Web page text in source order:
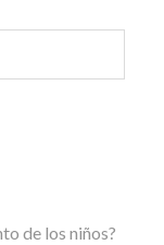
de los niños?